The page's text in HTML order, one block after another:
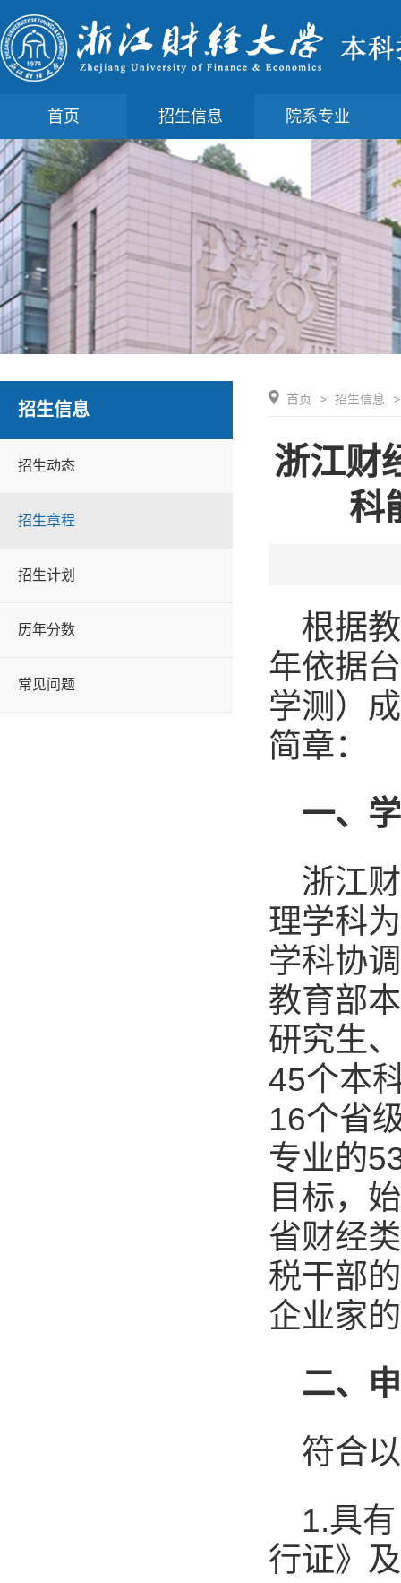
首页 招生信息 院系专业
招生信息
招生动态
招生章程
招生计划
历年分数
常见问题
首页 > 招生信息
浙江财
科
根据
年依据
学测）
简章：
一、
浙江
理学科
学科协
教育部
研究生
45个本
16个省
专业的
目标，
省财经
税干部
企业家
二、
符合
1.具
行证》